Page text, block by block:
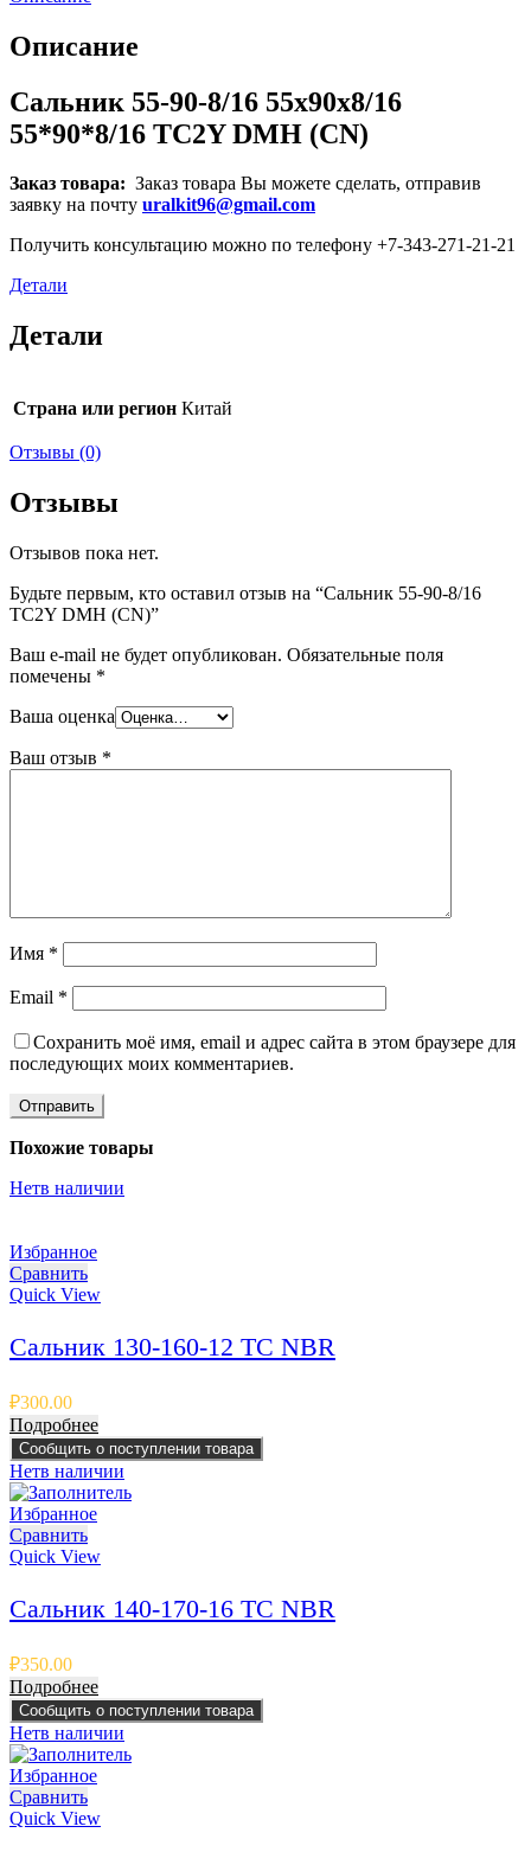
Описание
Сальник 55-90-8/16 55x90x8/16
55*90*8/16 TC2Y DMH (CN)
Заказ товара: Заказ товара Вы можете сделать, отправив
заявку на почту uralkit96@gmail.com
Получить консультацию можно по телефону +7-343-271-21-21
Детали
Детали
Страна или регион Китай
Отзывы (0)
Отзывы
Отзывов пока нет.
Будьте первым, кто оставил отзыв на “Сальник 55-90-8/16
TC2Y DMH (CN)”
Ваш e-mail не будет опубликован. Обязательные поля
помечены *
Ваша оценка
Ваш отзыв *
Имя *
Email *
Сохранить моё имя, email и адрес сайта в этом браузере для
последующих моих комментариев.
Похожие товары
Нетв наличии
Избранное
Сравнить
Quick View
Сальник 130-160-12 TC NBR
₽300.00
Подробнее
Сообщить о поступлении товара
Нетв наличии
Избранное
Сравнить
Quick View
Сальник 140-170-16 TC NBR
₽350.00
Подробнее
Сообщить о поступлении товара
Нетв наличии
Избранное
Сравнить
Quick View